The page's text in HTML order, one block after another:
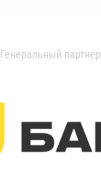
Генеральный партнер